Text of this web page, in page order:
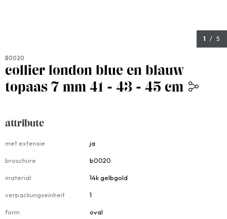
1 / 5
B0020
collier london blue en blauw
topaas 7 mm 41 - 43 - 45 cm
attribute
Attribute
met extensie ja
broschüre b0020
material 14k gelbgold
verpackungseinheit 1
form oval